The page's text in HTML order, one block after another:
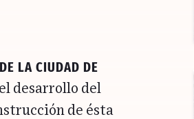
la Ciudad de
desarrollo del
de ésta